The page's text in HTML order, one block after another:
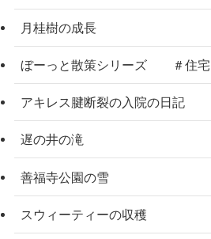
月桂樹の成長
ぼーっと散策シリーズ ＃住宅
アキレス腱断裂の入院の日記
遅の井の滝
善福寺公園の雪
スウィーティーの収穫